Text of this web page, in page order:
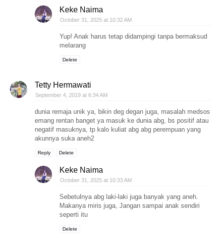
Keke Naima
October 31, 2025 at 10:32 AM
Yup! Anak harus tetap didampingi tanpa bermaksud
melarang
Delete
Tetty Hermawati
September 4, 2019 at 6:34 AM
dunia remaja unik ya, bikin deg degan juga, masalah medsos
emang rentan banget ya masuk ke dunia abg, bs positif atau
negatif masuknya, tp kalo kuliat abg abg perempuan yang
akunnya suka aneh2
Reply Delete
Keke Naima
October 31, 2025 at 10:33 AM
Sebetulnya abg laki-laki juga banyak yang aneh.
Makanya miris juga, Jangan sampai anak sendiri
seperti itu
Delete